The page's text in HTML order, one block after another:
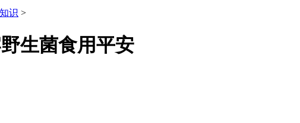
识 >
生菌食用平安